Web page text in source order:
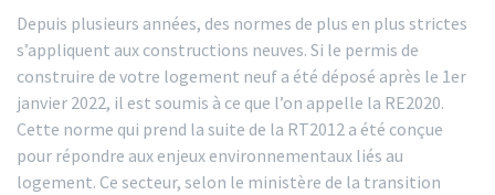
Depuis plusieurs années, des normes de plus en plus strictes
s’appliquent aux constructions neuves. Si le permis de
construire de votre logement neuf a été déposé après le 1er
janvier 2022, il est soumis à ce que l’on appelle la RE2020.
Cette norme qui prend la suite de la RT2012 a été conçue
pour répondre aux enjeux environnementaux liés au
logement. Ce secteur, selon le ministère de la transition